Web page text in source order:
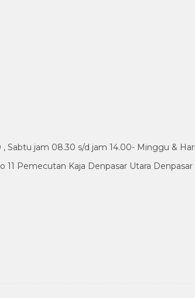
, Sabtu jam 08.30 s/d jam 14.00- Minggu &
11 Pemecutan Kaja Denpasar Utara Denpasar